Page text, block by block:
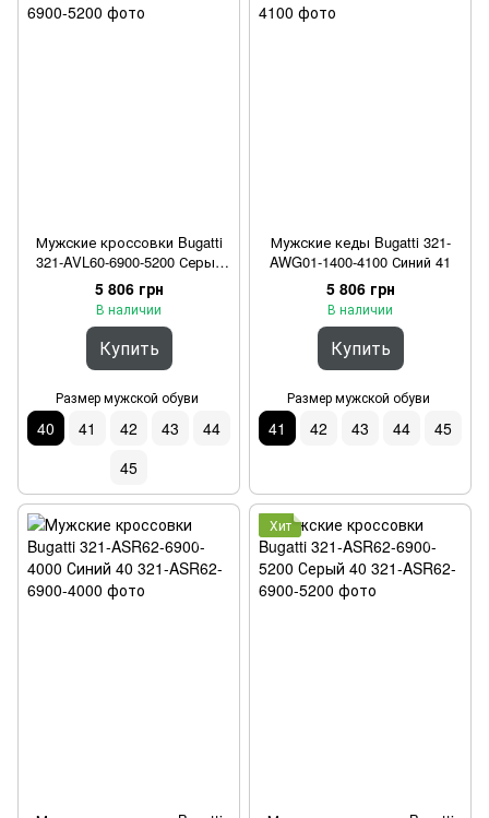
Мужские кроссовки Bugatti
321-AVL60-6900-5200 Серый
40
5 806 грн
В наличии
Купить
Размер мужской обуви
40 41 42 43
44
45
Мужские кеды Bugatti 321-
AWG01-1400-4100 Синий 41
5 806 грн
В наличии
Купить
Размер мужской обуви
41 42 43 44 45
Хит